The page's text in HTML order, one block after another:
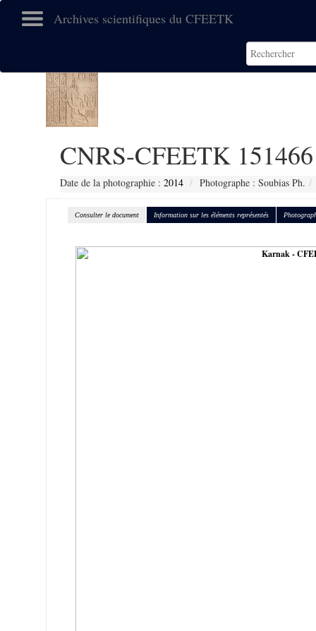
Archives scientifiques du CFEETK
CNRS-CFEETK 151466
Date de la photographie : 2014 Photographe : Soubias Ph.
Consulter le document Information sur les éléments représentés